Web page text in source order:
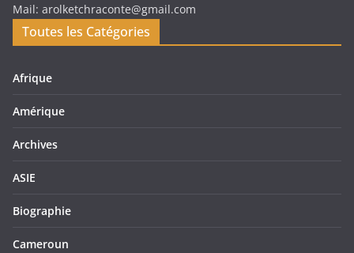
Mail: arolketchraconte@gmail.com
Toutes les Catégories
Afrique
Amérique
Archives
ASIE
Biographie
Cameroun